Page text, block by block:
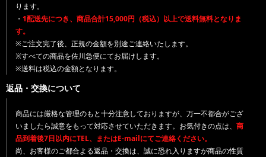
ります。
・ 1配送先につき、商品合計15,000円（税込）以上で送料無料となりま
す。
※ご注文完了後、正規の金額を別途ご連絡いたします。
※すべての商品を佐川急便にてお届けします。
※送料は税込の金額となります。
返品・交換について
商品には厳格な管理のもと十分注意しておりますが、万一不都合がござ
いましたら誠意をもって対応させていただきます。お気付きの点は、 商
品到着後7日以内にTEL、またはE-mailにてご連絡ください。
尚、お客様のご都合よる返品・交換は、誠に恐れ入りますが商品の性質